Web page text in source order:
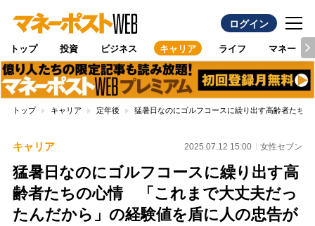
ログイン
トップ 投資 ビジネス キャリア ライフ マネー
トップ キャリア 定年後 猛暑日なのにゴルフコースに繰り出す高齢者たち
キャリア 2025.07.12 15:00 女性セブン
猛暑日なのにゴルフコースに繰り出す高
齢者たちの心情 「これまで大丈夫だっ
たんだから」の経験値を盾に人の忠告が